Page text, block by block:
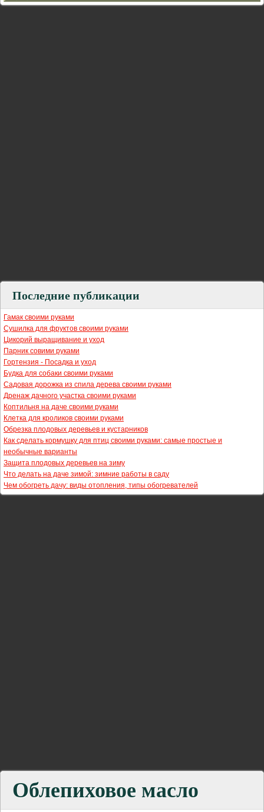
Последние публикации
Гамак своими руками
Сушилка для фруктов своими руками
Цикорий выращивание и уход
Парник совими руками
Гортензия - Посадка и уход
Будка для собаки своими руками
Садовая дорожка из спила дерева своими руками
Дренаж дачного участка своими руками
Коптильня на даче своими руками
Клетка для кроликов своими руками
Обрезка плодовых деревьев и кустарников
Как сделать кормушку для птиц своими руками: самые простые и
необычные варианты
Защита плодовых деревьев на зиму
Что делать на даче зимой: зимние работы в саду
Чем обогреть дачу: виды отопления, типы обогревателей
Облепиховое масло